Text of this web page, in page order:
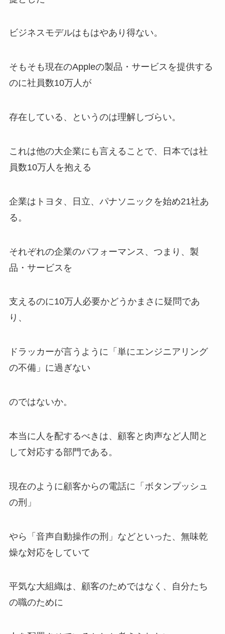
ビジネスモデルはもはやあり得ない。
そもそも現在のAppleの製品・サービスを提供する
のに社員数10万人が
存在している、というのは理解しづらい。
これは他の大企業にも言えることで、日本では社
員数10万人を抱える
企業はトヨタ、日立、パナソニックを始め21社あ
る。
それぞれの企業のパフォーマンス、つまり、製
品・サービスを
支えるのに10万人必要かどうかまさに疑問であ
り、
ドラッカーが言うように「単にエンジニアリング
の不備」に過ぎない
のではないか。
本当に人を配するべきは、顧客と肉声など人間と
して対応する部門である。
現在のように顧客からの電話に「ボタンプッシュ
の刑」
やら「音声自動操作の刑」などといった、無味乾
燥な対応をしていて
平気な大組織は、顧客のためではなく、自分たち
の職のために